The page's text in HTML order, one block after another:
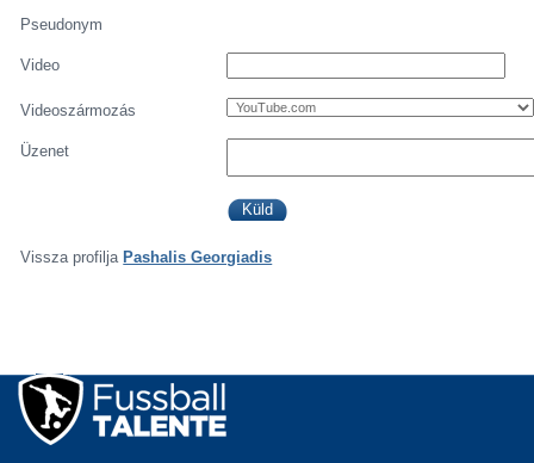
Pseudonym
Video
Videoszármozás
Üzenet
Vissza profilja Pashalis Georgiadis